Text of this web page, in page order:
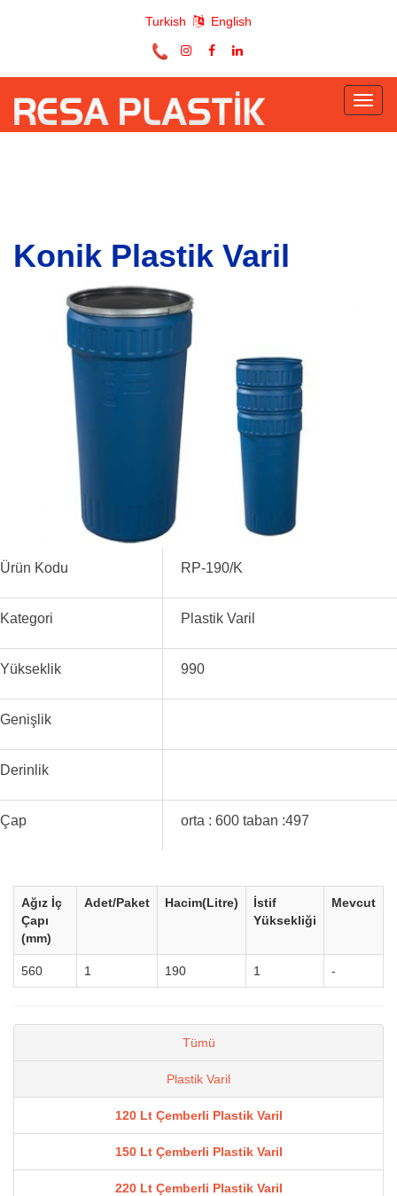
Turkish English
Konik Plastik Varil
Ürün Kodu RP-190/K
Kategori Plastik Varil
Yükseklik 990
Genişlik
Derinlik
Çap orta : 600 taban :497
Ağız İç
Çapı
(mm)
Adet/Paket Hacim(Litre)
İstif
Yüksekliği
Mevcut
560 1 190 1 -
Tümü
Plastik Varil
120 Lt Çemberli Plastik Varil
150 Lt Çemberli Plastik Varil
220 Lt Çemberli Plastik Varil